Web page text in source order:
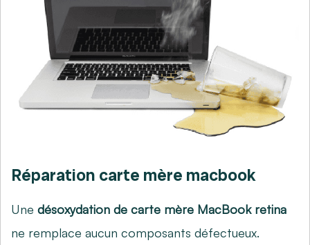
Réparation carte mère macbook
Une désoxydation de carte mère MacBook retina
ne remplace aucun composants défectueux.